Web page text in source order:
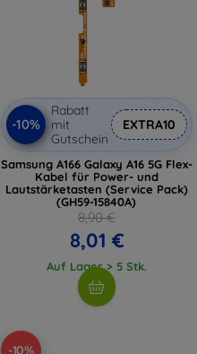
-10%
Rabatt
mit
Gutschein
EXTRA10
Samsung A166 Galaxy A16 5G Flex-
Kabel für Power- und
Lautstärketasten (Service Pack)
(GH59-15840A)
8,90 €
8,01 €
Auf Lager > 5 Stk.
-10%